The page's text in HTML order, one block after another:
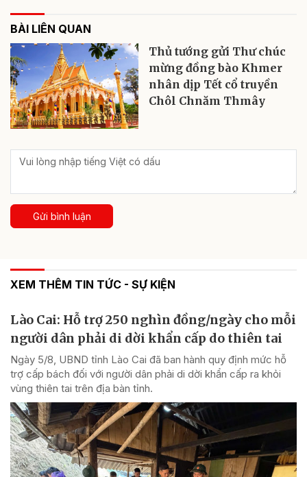
BÀI LIÊN QUAN
Thủ tướng gửi Thư chúc
mừng đồng bào Khmer
nhân dịp Tết cổ truyền
Chôl Chnăm Thmây
Gửi bình luận
XEM THÊM TIN TỨC - SỰ KIỆN
Lào Cai: Hỗ trợ 250 nghìn đồng/ngày cho mỗi
người dân phải di dời khẩn cấp do thiên tai
Ngày 5/8, UBND tỉnh Lào Cai đã ban hành quy định mức hỗ
trợ cấp bách đối với người dân phải di dời khẩn cấp ra khỏi
vùng thiên tai trên địa bàn tỉnh.